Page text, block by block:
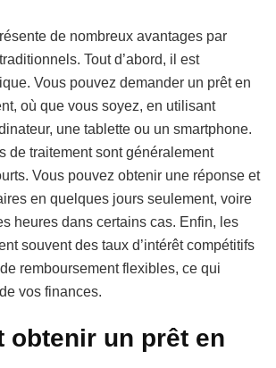
de nombreux avantages par
Tout d’abord, il est
Vous pouvez demander un prêt en
où que vous soyez, en utilisant
une tablette ou un smartphone.
de traitement sont généralement
Vous pouvez obtenir une réponse et
en quelques jours seulement, voire
heures dans certains cas. Enfin, les
souvent des taux d’intérêt compétitifs
remboursement flexibles, ce qui
vos finances.
obtenir un prêt en